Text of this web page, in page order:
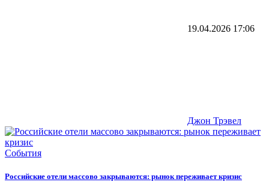
19.04.2026 17:06
Джон Трэвел
События
Российские отели массово закрываются: рынок переживает кризис